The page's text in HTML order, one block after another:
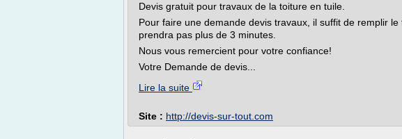
Devis gratuit pour travaux de la toiture en tuile.
Pour faire une demande devis travaux, il suffit de remplir
prendra pas plus de 3 minutes.
Nous vous remercient pour votre confiance!
Votre Demande de devis...
Lire la suite
Site : http://devis-sur-tout.com